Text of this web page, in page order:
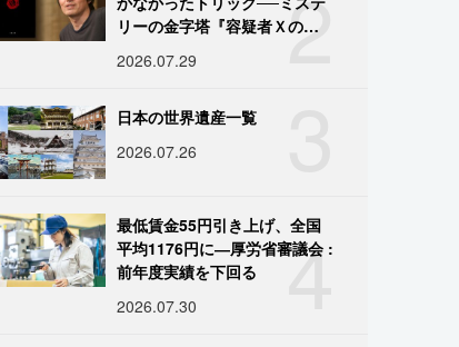
2
リーの金字塔『容疑者Ｘの献
2026.07.29
日本の世界遺産一覧
2026.07.26
4
最低賃金55円引き上げ、全国
平均1176円に―厚労省審議会 :
前年度実績を下回る
2026.07.30